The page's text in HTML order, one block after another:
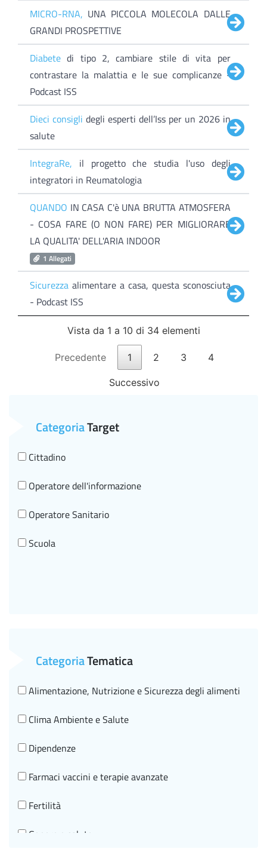
MICRO-RNA, UNA PICCOLA MOLECOLA DALLE
GRANDI PROSPETTIVE
Diabete di tipo 2, cambiare stile di vita per
contrastare la malattia e le sue complicanze -
Podcast ISS
Dieci consigli degli esperti dell’Iss per un 2026 in
salute
IntegraRe, il progetto che studia l'uso degli
integratori in Reumatologia
QUANDO IN CASA C'è UNA BRUTTA ATMOSFERA
- COSA FARE (O NON FARE) PER MIGLIORARE
LA QUALITA' DELL'ARIA INDOOR
1 Allegati
Sicurezza alimentare a casa, questa sconosciuta
- Podcast ISS
Vista da 1 a 10 di 34 elementi
Precedente 1 2 3 4
Successivo
CategoriaTarget
Cittadino
Operatore dell'informazione
Operatore Sanitario
Scuola
CategoriaTematica
Alimentazione, Nutrizione e Sicurezza degli alimenti
Clima Ambiente e Salute
Dipendenze
Farmaci vaccini e terapie avanzate
Fertilità
Genere e salute